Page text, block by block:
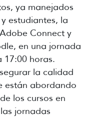
ya manejados
estudiantes, la
Connect y
en una jornada
17:00 horas.
la calidad
están abordando
los cursos en
jornadas